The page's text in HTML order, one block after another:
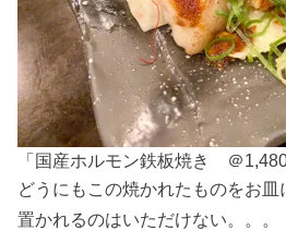
「国産ホルモン鉄板焼き ＠
どうにもこの焼かれたものをお
置かれるのはいただけない。。。